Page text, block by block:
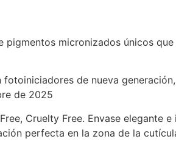
pigmentos micronizados únicos
de nueva
de 2025
Cruelty Free. Envase
perfecta en la zona de la